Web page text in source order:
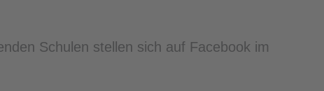
Schulen stellen sich auf Facebook im